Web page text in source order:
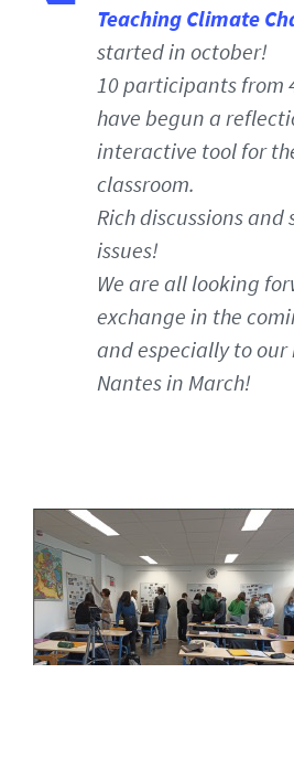
Teaching Climate
started in october!
10 participants from
have begun a
interactive tool for
classroom.
Rich discussions and
issues!
We are all looking
exchange in the
and especially to
Nantes in March!